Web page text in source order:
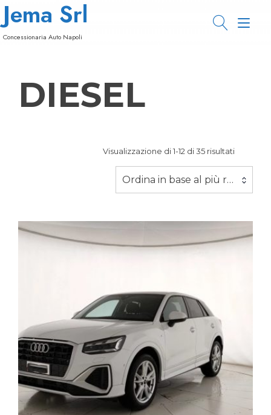
Passa
contenuto
Jema Srl
Concessionaria Auto Napoli
DIESEL
Visualizzazione di 1-12 di 35 risultatiOrdina
più
Ordina in base al più recente